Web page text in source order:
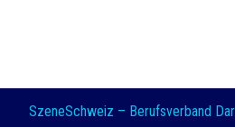
SzeneSchweiz – Berufsverband